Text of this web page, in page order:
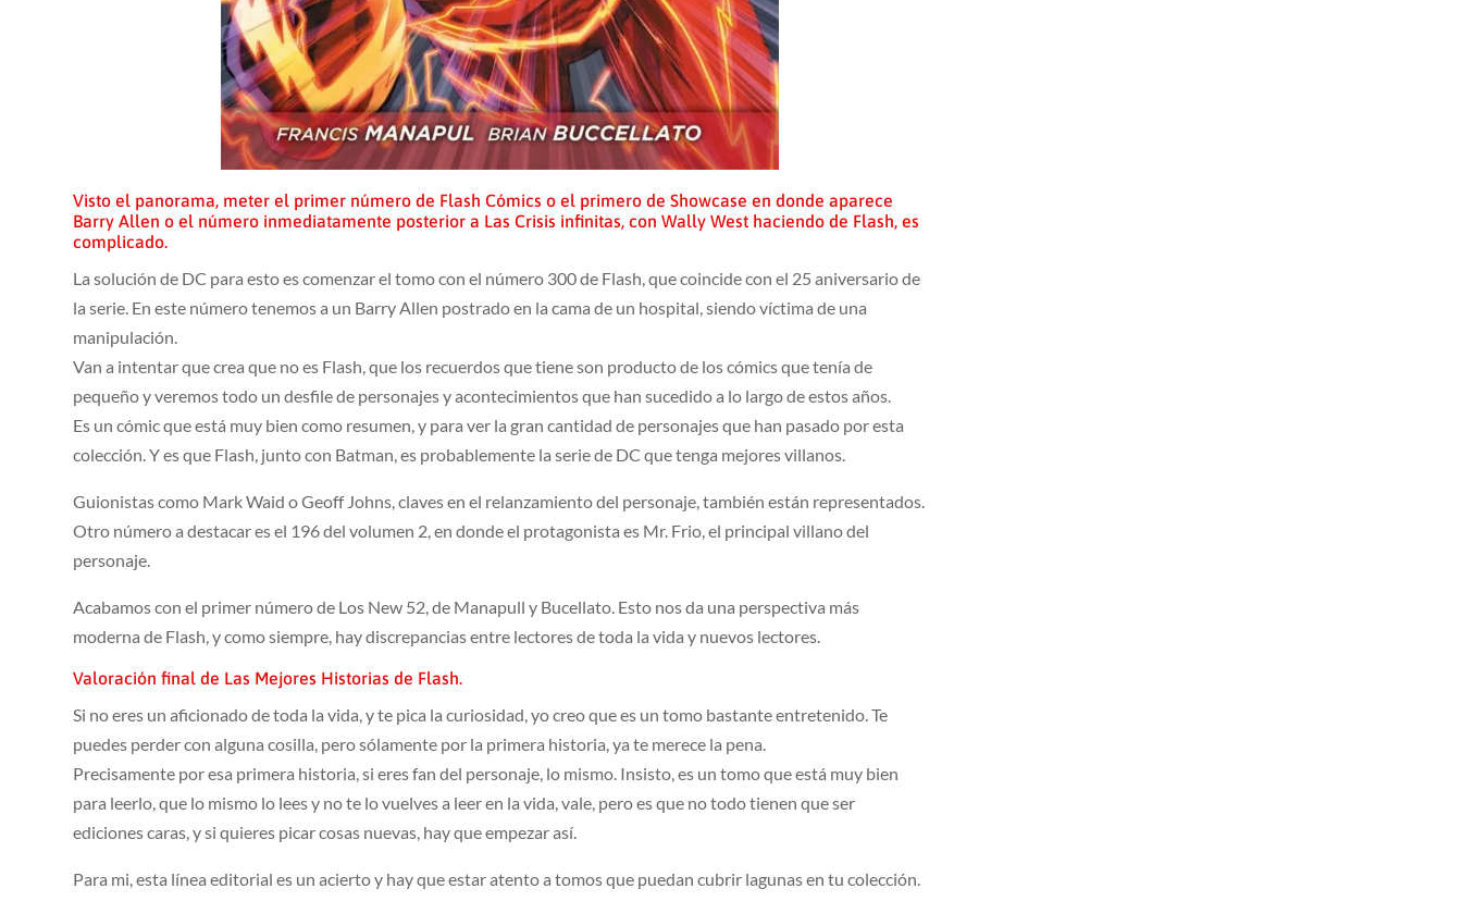
Visto el panorama, meter el primer número de Flash Cómics o el primero de Showcase en donde aparece
Barry Allen o el número inmediatamente posterior a Las Crisis infinitas, con Wally West haciendo de Flash, es
complicado.
La solución de DC para esto es comenzar el tomo con el número 300 de Flash, que coincide con el 25 aniversario de
la serie. En este número tenemos a un Barry Allen postrado en la cama de un hospital, siendo víctima de una
manipulación.
Van a intentar que crea que no es Flash, que los recuerdos que tiene son producto de los cómics que tenía de
pequeño y veremos todo un desfile de personajes y acontecimientos que han sucedido a lo largo de estos años.
Es un cómic que está muy bien como resumen, y para ver la gran cantidad de personajes que han pasado por esta
colección. Y es que Flash, junto con Batman, es probablemente la serie de DC que tenga mejores villanos.
Guionistas como Mark Waid o Geoff Johns, claves en el relanzamiento del personaje, también están representados.
Otro número a destacar es el 196 del volumen 2, en donde el protagonista es Mr. Frio, el principal villano del
personaje.
Acabamos con el primer número de Los New 52, de Manapull y Bucellato. Esto nos da una perspectiva más
moderna de Flash, y como siempre, hay discrepancias entre lectores de toda la vida y nuevos lectores.
Valoración final de Las Mejores Historias de Flash.
Si no eres un aficionado de toda la vida, y te pica la curiosidad, yo creo que es un tomo bastante entretenido. Te
puedes perder con alguna cosilla, pero sólamente por la primera historia, ya te merece la pena.
Precisamente por esa primera historia, si eres fan del personaje, lo mismo. Insisto, es un tomo que está muy bien
para leerlo, que lo mismo lo lees y no te lo vuelves a leer en la vida, vale, pero es que no todo tienen que ser
ediciones caras, y si quieres picar cosas nuevas, hay que empezar así.
Para mi, esta línea editorial es un acierto y hay que estar atento a tomos que puedan cubrir lagunas en tu colección.